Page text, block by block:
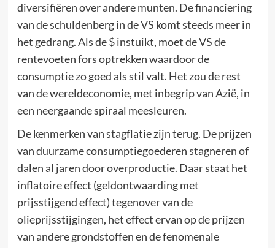
diversifiëren over andere munten. De financiering
van de schuldenberg in de VS komt steeds meer in
het gedrang. Als de $ instuikt, moet de VS de
rentevoeten fors optrekken waardoor de
consumptie zo goed als stil valt. Het zou de rest
van de wereldeconomie, met inbegrip van Azië, in
een neergaande spiraal meesleuren.
De kenmerken van stagflatie zijn terug. De prijzen
van duurzame consumptiegoederen stagneren of
dalen al jaren door overproductie. Daar staat het
inflatoire effect (geldontwaarding met
prijsstijgend effect) tegenover van de
olieprijsstijgingen, het effect ervan op de prijzen
van andere grondstoffen en de fenomenale